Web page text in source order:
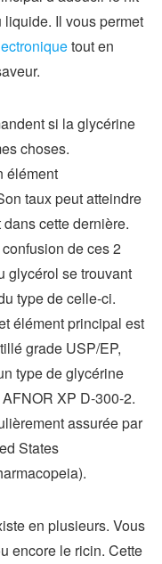
liquide. Il vous permet
tout en
si la glycérine
choses.
élément
taux peut atteindre
cette dernière.
de ces 2
glycérol se trouvant
type de celle-ci.
élément principal est
grade USP/EP,
type de glycérine
XP D-300-2.
assurée par
States
en plusieurs. Vous
encore le ricin. Cette